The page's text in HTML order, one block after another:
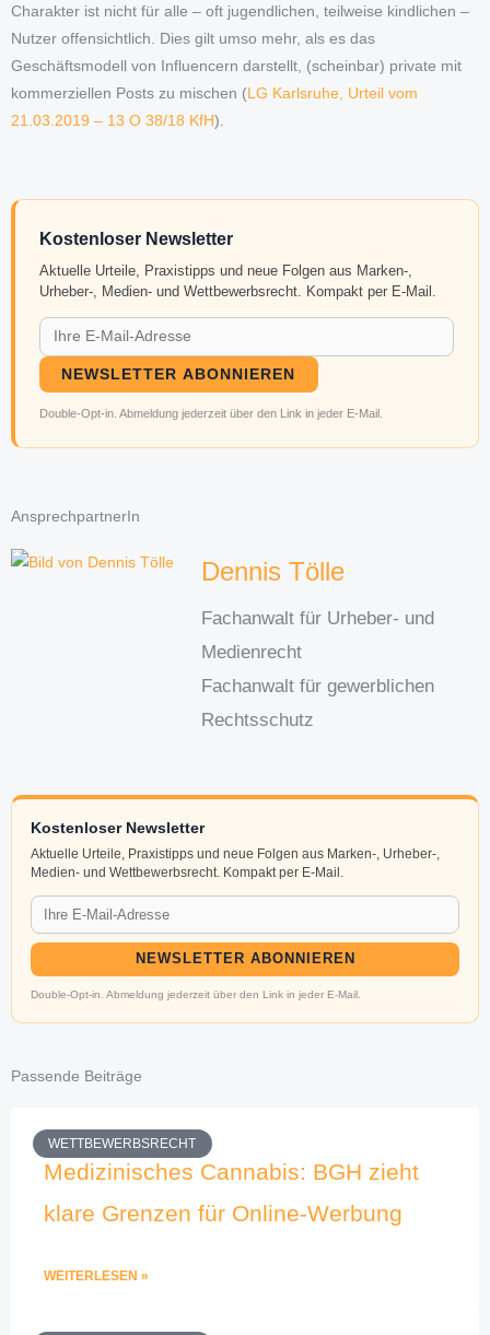
Charakter ist nicht für alle – oft jugendlichen, teilweise kindlichen –
Nutzer offensichtlich. Dies gilt umso mehr, als es das
Geschäftsmodell von Influencern darstellt, (scheinbar) private mit
kommerziellen Posts zu mischen ( LG Karlsruhe, Urteil vom
21.03.2019 – 13 O 38/18 KfH).
Kostenloser Newsletter
Aktuelle Urteile, Praxistipps und neue Folgen aus Marken-,
Urheber-, Medien- und Wettbewerbsrecht. Kompakt per E-Mail.
NEWSLETTER ABONNIEREN
Double-Opt-in. Abmeldung jederzeit über den Link in jeder E-Mail.
AnsprechpartnerIn
Dennis Tölle
Fachanwalt für Urheber- und
Medienrecht
Fachanwalt für gewerblichen
Rechtsschutz
Kostenloser Newsletter
Aktuelle Urteile, Praxistipps und neue Folgen aus Marken-, Urheber-,
Medien- und Wettbewerbsrecht. Kompakt per E-Mail.
NEWSLETTER ABONNIEREN
Double-Opt-in. Abmeldung jederzeit über den Link in jeder E-Mail.
Passende Beiträge
WETTBEWERBSRECHT
Medizinisches Cannabis: BGH zieht
klare Grenzen für Online-Werbung
WEITERLESEN »